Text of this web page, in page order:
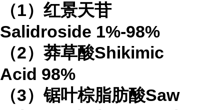
（1）红景天苷
Salidroside 1%-98%
（2）莽草酸Shikimic
Acid 98%
（3）锯叶棕脂肪酸Saw